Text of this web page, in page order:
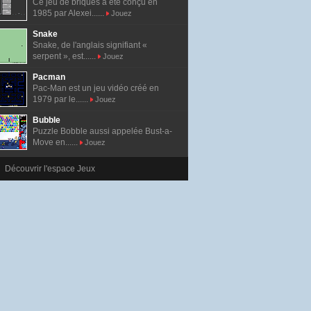
Ce jeu de briques a été conçu en
1985 par Alexei......
Jouez
Snake
Snake, de l'anglais signifiant «
serpent », est......
Jouez
Pacman
Pac-Man est un jeu vidéo créé en
1979 par le......
Jouez
Bubble
Puzzle Bobble aussi appelée Bust-a-
Move en......
Jouez
Découvrir l'espace Jeux